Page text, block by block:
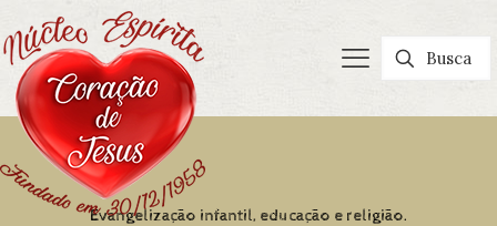
Evangelização infantil, educação e religião.